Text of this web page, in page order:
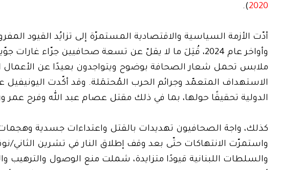
2020
).
وأواخر عام 2024، قُتِلَ ما لا يقلّ عن تسعة صحافيين جرّاء
ملابس تحمل شعار الصحافة بوضوح ويتواجدون بعيدًا عن
الاستهداف المتعمّد وجرائم الحرب المُحتمَلة. وقد أكّدت اليونيفيل
الدولية تحقيقًا حولها، بما في ذلك مقتل عصام عبد الله وفرح عمر
كذلك، واجهَ الصحافيون تهديدات بالقتل واعتداءات جسدية وهجمات
والسلطات اللبنانية قيودًا متزايدة، شملت منع الوصول والترهيب